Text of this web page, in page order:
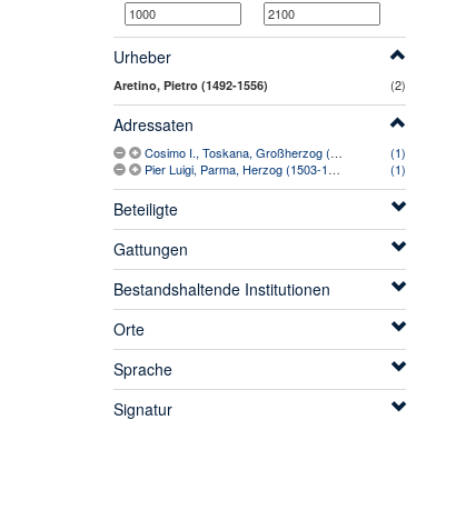
Urheber
Aretino, Pietro (1492-1556) (2)
Adressaten
Cosimo I., Toskana, Großherzog (1519-1574)
(1)
Pier Luigi, Parma, Herzog (1503-1547)
(1)
Beteiligte
Gattungen
Bestandshaltende Institutionen
Orte
Sprache
Signatur